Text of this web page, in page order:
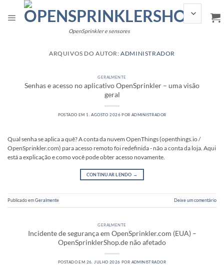
OpenSprinkler e sensores
ARQUIVOS DO AUTOR:ADMINISTRADOR
GERALMENTE
Senhas e acesso no aplicativo OpenSprinkler – uma visão
geral
POSTADO EM 1. AGOSTO 2026 PORADMINISTRADOR
Qual senha se aplica a quê? A conta da nuvem OpenThings (openthings.io /
OpenSprinkler.com) para acesso remoto foi redefinida - não a conta da loja. Aqui
está a explicação e como você pode obter acesso novamente.
CONTINUAR LENDO →
Publicado emGeralmente Deixe um comentário
GERALMENTE
Incidente de segurança em OpenSprinkler.com (EUA) –
OpenSprinklerShop.de não afetado
POSTADO EM 26. JULHO 2026 POR ADMINISTRADOR